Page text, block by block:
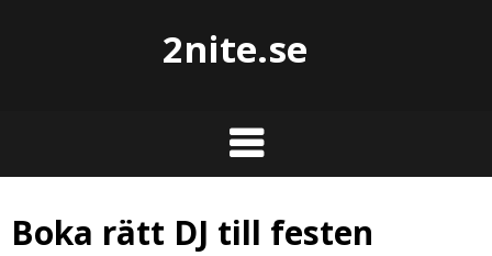
2nite.se
Boka rätt DJ till festen